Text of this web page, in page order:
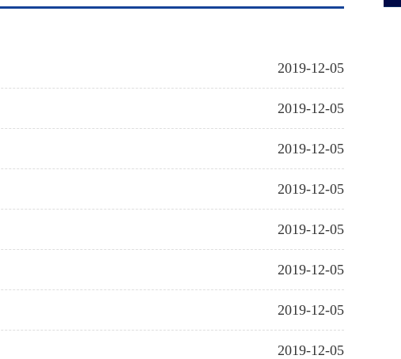
2019-12-05
2019-12-05
2019-12-05
2019-12-05
2019-12-05
2019-12-05
2019-12-05
2019-12-05